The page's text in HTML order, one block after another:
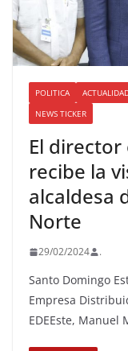
POLITICA
NEWS TICKER
El director
recibe la
alcaldesa
Norte
29/02/2024 .
Santo Domingo
Empresa
EDEEste, Manuel